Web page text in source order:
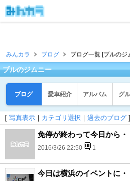
みんカラ ブログ ブログ一覧 [ブルのジ
ブルのジムニー
ブログ 愛車紹介 アルバム グ
[ 写真表示 ｜ カテゴリ選択 ｜ 過去のブログ ]
免停が終わって今日から・
2016/3/26 22:50 1
今日は横浜のイベントに・